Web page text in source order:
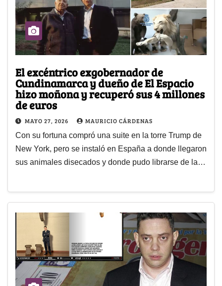
El excéntrico exgobernador de
Cundinamarca y dueño de El Espacio
hizo moñona y recuperó sus 4 millones
de euros
MAYO 27, 2026 MAURICIO CÁRDENAS
Con su fortuna compró una suite en la torre Trump de
New York, pero se instaló en España a donde llegaron
sus animales disecados y donde pudo librarse de la…